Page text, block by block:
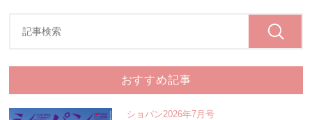
おすすめ記事
ショパン2026年7月号